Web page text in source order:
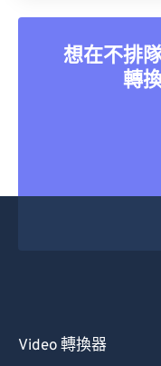
想在不排
轉
Video 轉換器